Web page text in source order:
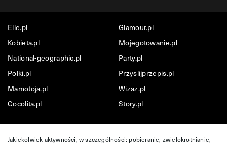
Elle.pl
Glamour.pl
Kobieta.pl
Mojegotowanie.pl
National-geographic.pl
Party.pl
Polki.pl
Przyslijprzepis.pl
Mamotoja.pl
Wizaz.pl
Cocolita.pl
Story.pl
Jakiekolwiek aktywności, w szczególności: pobieranie, zwielokrotnianie,